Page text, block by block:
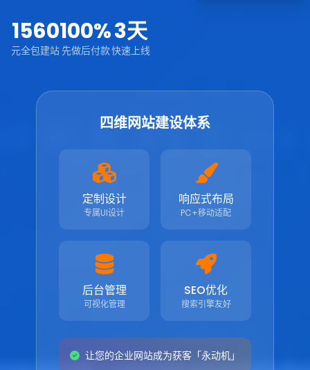
1560
元全包建站
100%
先做后付款
3天
快速上线
四维网站建设体系
定制设计
专属UI设计
响应式布局
PC+移动适配
后台管理
可视化管理
SEO优化
搜索引擎友好
让您的企业网站成为获客「永动机」